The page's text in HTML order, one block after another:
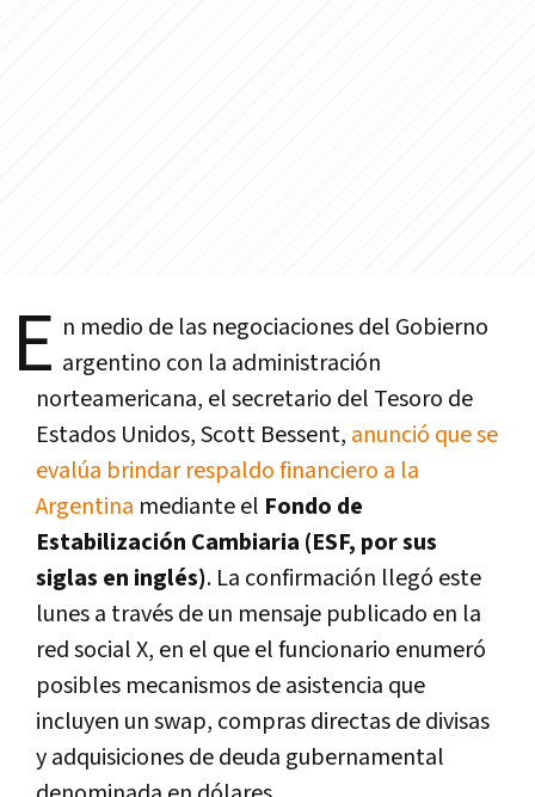
E n medio de las negociaciones del Gobierno
argentino con la administración
norteamericana, el secretario del Tesoro de
Estados Unidos, Scott Bessent, anunció que se
evalúa brindar respaldo financiero a la
Argentina mediante el Fondo de
Estabilización Cambiaria (ESF, por sus
siglas en inglés). La confirmación llegó este
lunes a través de un mensaje publicado en la
red social X, en el que el funcionario enumeró
posibles mecanismos de asistencia que
incluyen un swap, compras directas de divisas
y adquisiciones de deuda gubernamental